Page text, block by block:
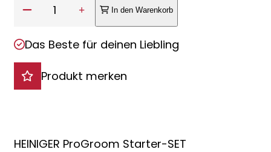
1 In den Warenkorb
Das Beste für deinen Liebling
Produkt merken
HEINIGER ProGroom Starter-SET